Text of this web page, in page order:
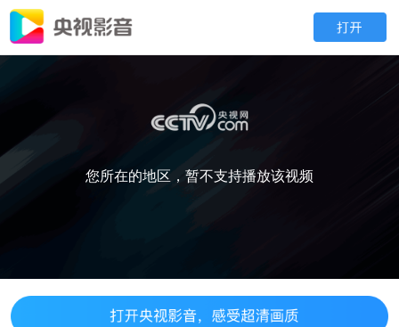
您所在的地区，暂不支持播放该视频